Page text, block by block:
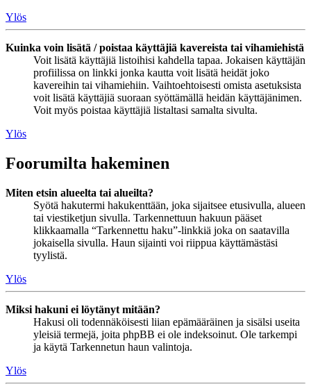
Ylös
Kuinka voin lisätä / poistaa käyttäjiä kavereista tai vihamiehistä
Voit lisätä käyttäjiä listoihisi kahdella tapaa. Jokaisen käyttäjän
profiilissa on linkki jonka kautta voit lisätä heidät joko
kavereihin tai vihamiehiin. Vaihtoehtoisesti omista asetuksista
voit lisätä käyttäjiä suoraan syöttämällä heidän käyttäjänimen.
Voit myös poistaa käyttäjiä listaltasi samalta sivulta.
Ylös
Foorumilta hakeminen
Miten etsin alueelta tai alueilta?
Syötä hakutermi hakukenttään, joka sijaitsee etusivulla, alueen
tai viestiketjun sivulla. Tarkennettuun hakuun pääset
klikkaamalla “Tarkennettu haku”-linkkiä joka on saatavilla
jokaisella sivulla. Haun sijainti voi riippua käyttämästäsi
tyylistä.
Ylös
Miksi hakuni ei löytänyt mitään?
Hakusi oli todennäköisesti liian epämääräinen ja sisälsi useita
yleisiä termejä, joita phpBB ei ole indeksoinut. Ole tarkempi
ja käytä Tarkennetun haun valintoja.
Ylös